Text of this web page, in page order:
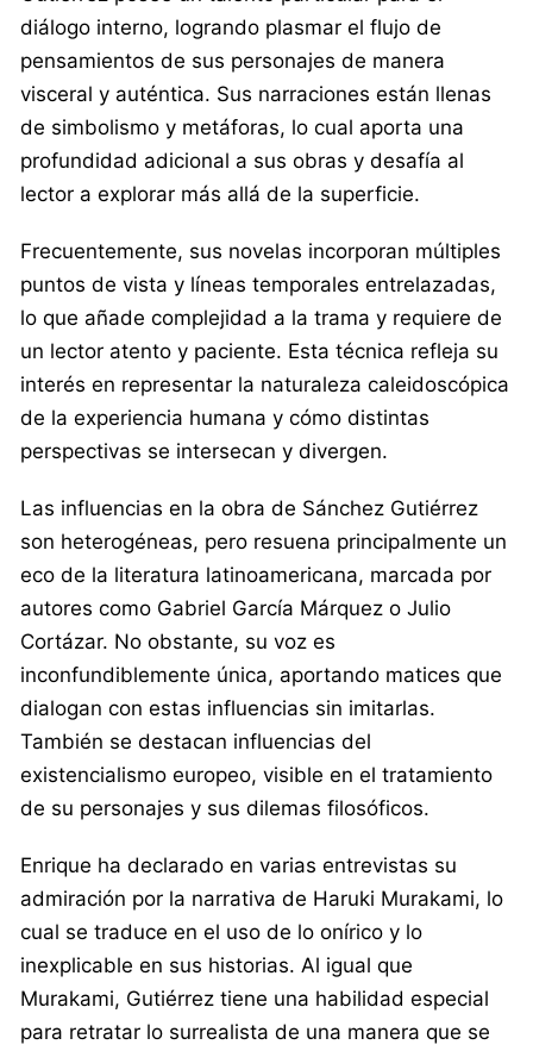
diálogo interno, logrando plasmar el flujo de
pensamientos de sus personajes de manera
visceral y auténtica. Sus narraciones están llenas
de simbolismo y metáforas, lo cual aporta una
profundidad adicional a sus obras y desafía al
lector a explorar más allá de la superficie.
Frecuentemente, sus novelas incorporan múltiples
puntos de vista y líneas temporales entrelazadas,
lo que añade complejidad a la trama y requiere de
un lector atento y paciente. Esta técnica refleja su
interés en representar la naturaleza caleidoscópica
de la experiencia humana y cómo distintas
perspectivas se intersecan y divergen.
Las influencias en la obra de Sánchez Gutiérrez
son heterogéneas, pero resuena principalmente un
eco de la literatura latinoamericana, marcada por
autores como Gabriel García Márquez o Julio
Cortázar. No obstante, su voz es
inconfundiblemente única, aportando matices que
dialogan con estas influencias sin imitarlas.
También se destacan influencias del
existencialismo europeo, visible en el tratamiento
de su personajes y sus dilemas filosóficos.
Enrique ha declarado en varias entrevistas su
admiración por la narrativa de Haruki Murakami, lo
cual se traduce en el uso de lo onírico y lo
inexplicable en sus historias. Al igual que
Murakami, Gutiérrez tiene una habilidad especial
para retratar lo surrealista de una manera que se